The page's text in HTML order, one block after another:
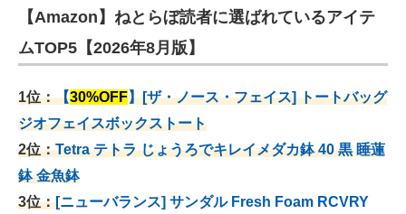
【Amazon】ねとらぼ読者に選ばれているアイテ
ムTOP5【2026年8月版】
1位：【30%OFF】[ザ・ノース・フェイス] トートバッグ
ジオフェイスボックストート
2位：Tetra テトラ じょうろでキレイメダカ鉢 40 黒 睡蓮
鉢 金魚鉢
3位：[ニューバランス] サンダル Fresh Foam RCVRY